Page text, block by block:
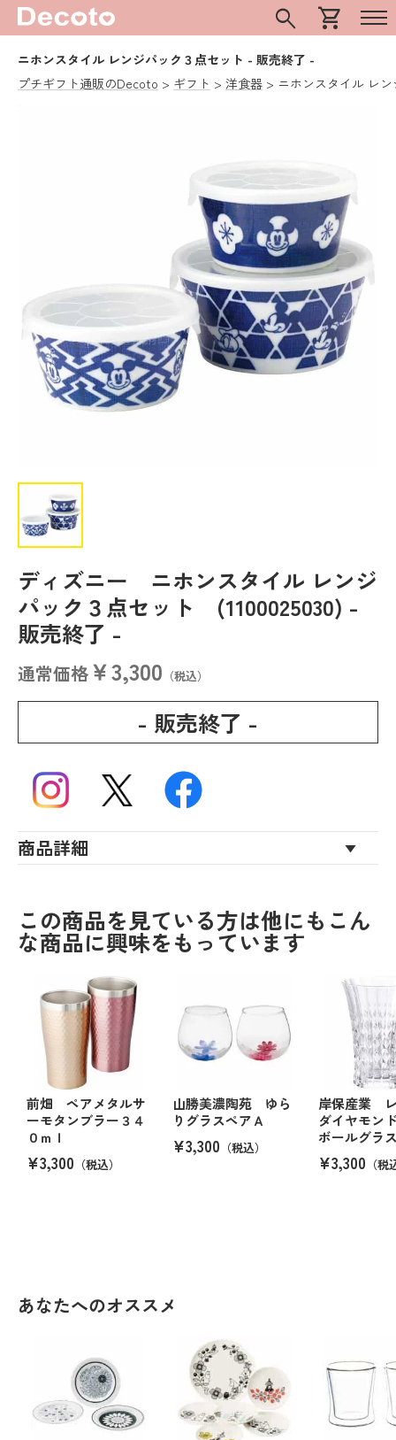
search shopping_cart
ニホンスタイル レンジパック３点セット - 販売終了 -
プチギフト通販のDecoto
ギフト 洋食器 ニホンスタイル レ
ディズニー ニホンスタイル レンジ
パック３点セット (1100025030) -
販売終了 -
通常価格￥3,300 （税込）
- 販売終了 -
商品詳細
この商品を見ている方は他にもこん
な商品に興味をもっています
前畑 ペアメタルサ
ーモタンブラー３４
０ｍｌ
¥3,300 （税込）
山勝美濃陶苑 ゆら
りグラスペアＡ
¥3,300 （税込）
岸保産業
ダイヤモン
ボールグラ
¥3,300 （税
あなたへのオススメ